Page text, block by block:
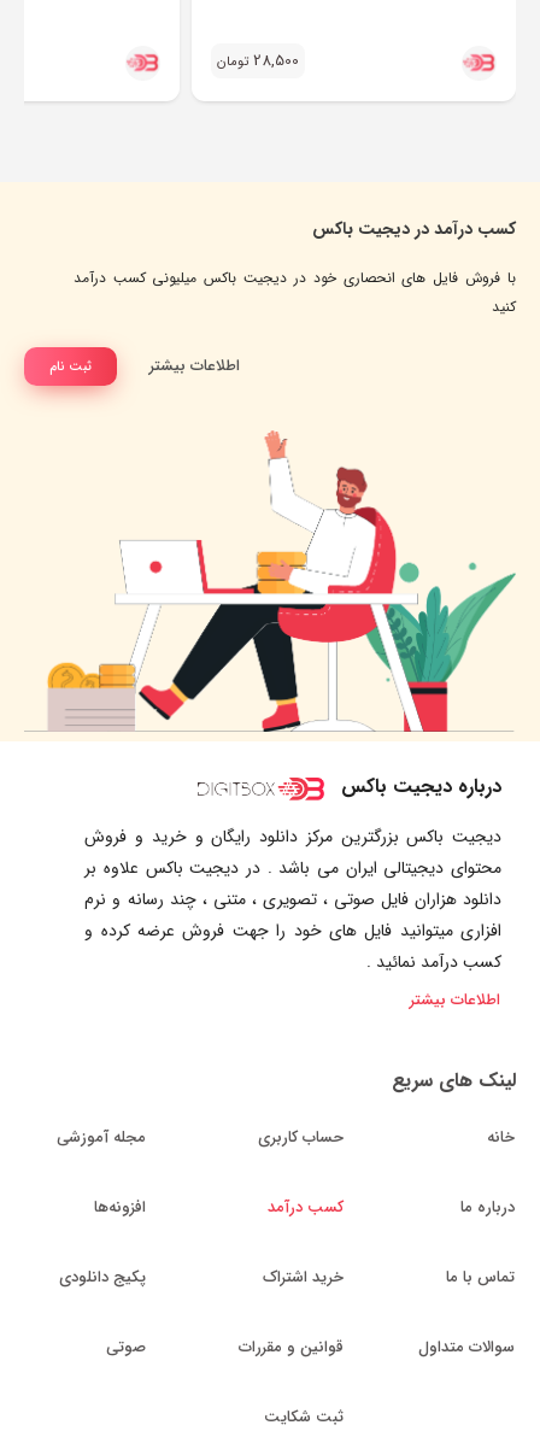
28,500 تومان
کسب درآمد در دیجیت باکس
با فروش فایل های انحصاری خود در دیجیت باکس میلیونی کسب درآمد
کنید
ثبت نام اطلاعات بیشتر
درباره دیجیت باکس
دیجیت باکس بزرگترین مرکز دانلود رایگان و خرید و فروش
محتوای دیجیتالی ایران می باشد . در دیجیت باکس علاوه بر
دانلود هزاران فایل صوتی ، تصویری ، متنی ، چند رسانه و نرم
افزاری میتوانید فایل های خود را جهت فروش عرضه کرده و
کسب درآمد نمائید .
اطلاعات بیشتر
لینک های سریع
خانه
درباره ما
تماس با ما
سوالات متداول
حساب کاربری
کسب درآمد
خرید اشتراک
قوانین و مقررات
ثبت شکایت
مجله آموزشی
افزونه‌ها
پکیج دانلودی
صوتی